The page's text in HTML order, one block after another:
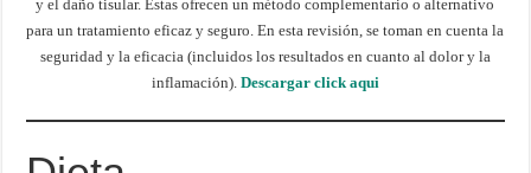
y el daño tisular. Estas ofrecen un método complementario o alternativo
para un tratamiento eficaz y seguro. En esta revisión, se toman en cuenta la
seguridad y la eficacia (incluidos los resultados en cuanto al dolor y la
inflamación). Descargar click aqui